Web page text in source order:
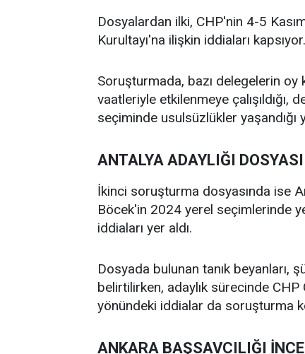
Dosyalardan ilki, CHP'nin 4-5
Kurultayı'na ilişkin iddiaları kapsıyor.
Soruşturmada, bazı delegelerin
vaatleriyle etkilenmeye çalışıldığı,
seçiminde usulsüzlükler
ANTALYA ADAYLIĞI
İkinci soruşturma dosyasında ise
Böcek'in 2024 yerel seçimlerinde
iddiaları yer aldı.
Dosyada bulunan tanık beyanları,
belirtilirken, adaylık sürecinde CHP
yönündeki iddialar da soruşturma
ANKARA BAŞSAVCILIĞI